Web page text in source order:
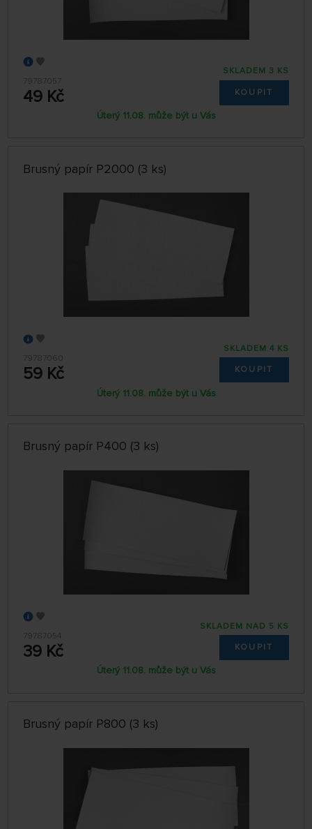
79787057
49 Kč
SKLADEM 3 KS
KOUPIT
Úterý 11.08. může být u Vás
Brusný papír P2000 (3 ks)
79787060
59 Kč
SKLADEM 4 KS
KOUPIT
Úterý 11.08. může být u Vás
Brusný papír P400 (3 ks)
79787054
39 Kč
SKLADEM NAD 5 KS
KOUPIT
Úterý 11.08. může být u Vás
Brusný papír P800 (3 ks)